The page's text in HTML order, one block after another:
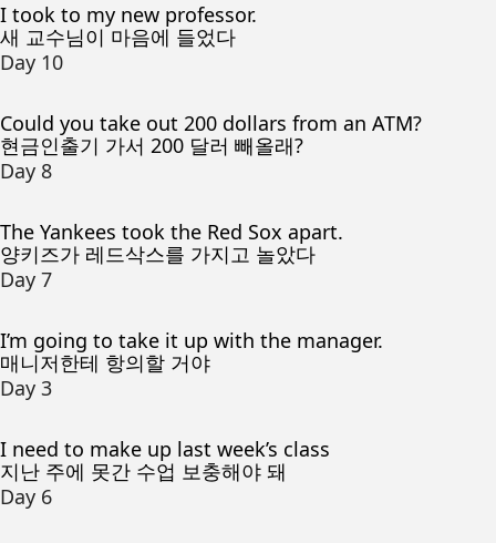
I took to my new professor.
새 교수님이 마음에 들었다
Day 10
Could you take out 200 dollars from an ATM?
현금인출기 가서 200 달러 빼올래?
Day 8
The Yankees took the Red Sox apart.
양키즈가 레드삭스를 가지고 놀았다
Day 7
I’m going to take it up with the manager.
매니저한테 항의할 거야
Day 3
I need to make up last week’s class
지난 주에 못간 수업 보충해야 돼
Day 6